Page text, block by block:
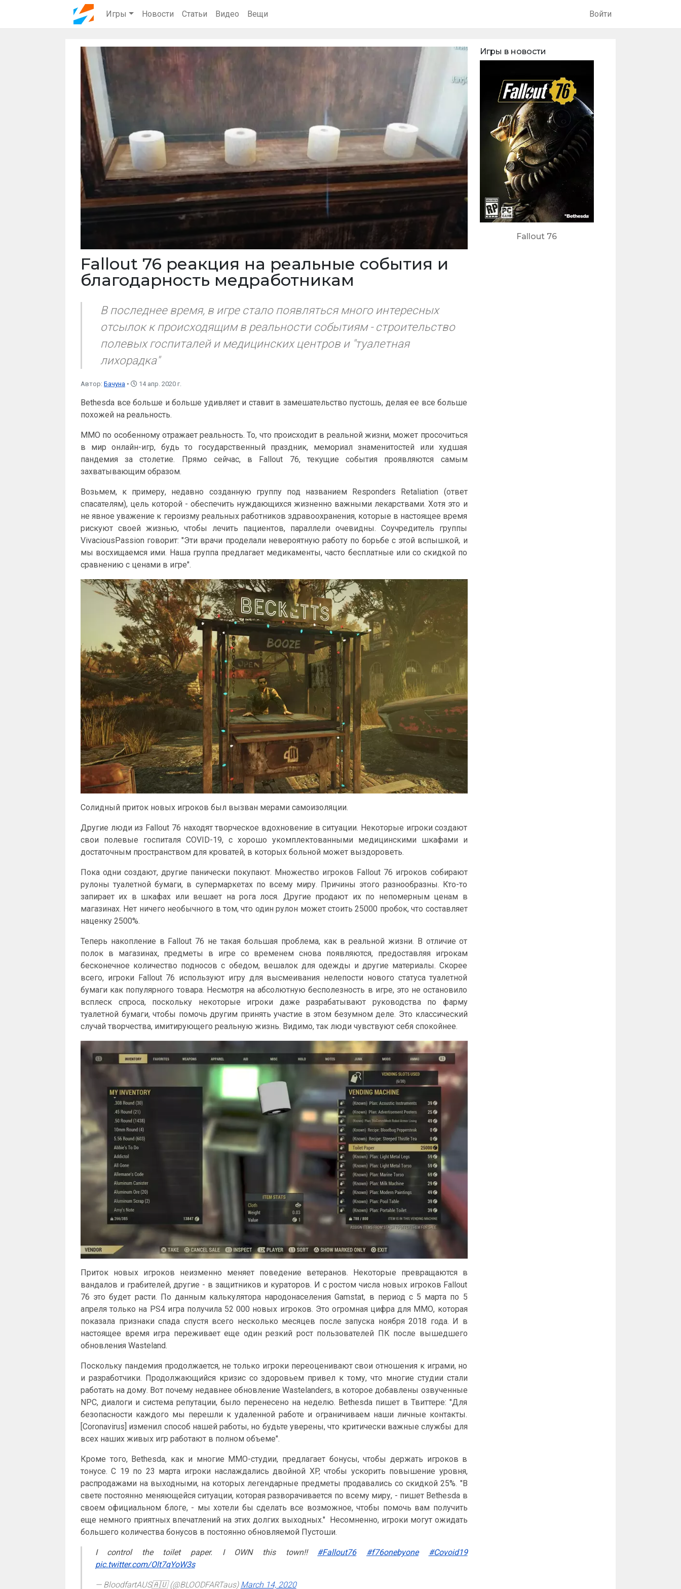
Игры Новости Статьи Видео Вещи Войти
Fallout 76 реакция на реальные события и
благодарность медработникам
В последнее время, в игре стало появляться много интересных
отсылок к происходящим в реальности событиям - строительство
полевых госпиталей и медицинских центров и "туалетная
лихорадка"
Автор: Бачуна 14 апр. 2020 г.
Игры в новости
Fallout 76
Bethesda все больше и больше удивляет и ставит в замешательство пустошь, делая ее все больше
похожей на реальность.
ММО по особенному отражает реальность. То, что происходит в реальной жизни, может просочиться
в мир онлайн-игр, будь то государственный праздник, мемориал знаменитостей или худшая
пандемия за столетие. Прямо сейчас, в Fallout 76, текущие события проявляются самым
захватывающим образом.
Возьмем, к примеру, недавно созданную группу под названием Responders Retaliation (ответ
спасателям), цель которой - обеспечить нуждающихся жизненно важными лекарствами. Хотя это и
не явное уважение к героизму реальных работников здравоохранения, которые в настоящее время
рискуют своей жизнью, чтобы лечить пациентов, параллели очевидны. Соучредитель группы
VivaciousPassion говорит: "Эти врачи проделали невероятную работу по борьбе с этой вспышкой, и
мы восхищаемся ими. Наша группа предлагает медикаменты, часто бесплатные или со скидкой по
сравнению с ценами в игре".
Солидный приток новых игроков был вызван мерами самоизоляции.
Другие люди из Fallout 76 находят творческое вдохновение в ситуации. Некоторые игроки создают
свои полевые госпиталя COVID-19, с хорошо укомплектованными медицинскими шкафами и
достаточным пространством для кроватей, в которых больной может выздороветь.
Пока одни создают, другие панически покупают. Множество игроков Fallout 76 игроков собирают
рулоны туалетной бумаги, в супермаркетах по всему миру. Причины этого разнообразны. Кто-то
запирает их в шкафах или вешает на рога лося. Другие продают их по непомерным ценам в
магазинах. Нет ничего необычного в том, что один рулон может стоить 25000 пробок, что составляет
наценку 2500%.
Теперь накопление в Fallout 76 не такая большая проблема, как в реальной жизни. В отличие от
полок в магазинах, предметы в игре со временем снова появляются, предоставляя игрокам
бесконечное количество подносов с обедом, вешалок для одежды и другие материалы. Скорее
всего, игроки Fallout 76 используют игру для высмеивания нелепости нового статуса туалетной
бумаги как популярного товара. Несмотря на абсолютную бесполезность в игре, это не остановило
всплеск спроса, поскольку некоторые игроки даже разрабатывают руководства по фарму
туалетной бумаги, чтобы помочь другим принять участие в этом безумном деле. Это классический
случай творчества, имитирующего реальную жизнь. Видимо, так люди чувствуют себя спокойнее.
Приток новых игроков неизменно меняет поведение ветеранов. Некоторые превращаются в
вандалов и грабителей, другие - в защитников и кураторов. И с ростом числа новых игроков Fallout
76 это будет расти. По данным калькулятора народонаселения Gamstat, в период с 5 марта по 5
апреля только на PS4 игра получила 52 000 новых игроков. Это огромная цифра для ММО, которая
показала признаки спада спустя всего несколько месяцев после запуска ноября 2018 года. И в
настоящее время игра переживает еще один резкий рост пользователей ПК после вышедшего
обновления Wasteland.
Поскольку пандемия продолжается, не только игроки переоценивают свои отношения к играми, но
и разработчики. Продолжающийся кризис со здоровьем привел к тому, что многие студии стали
работать на дому. Вот почему недавнее обновление Wastelanders, в которое добавлены озвученные
NPC, диалоги и система репутации, было перенесено на неделю. Bethesda пишет в Твиттере: "Для
безопасности каждого мы перешли к удаленной работе и ограничиваем наши личные контакты.
[Coronavirus] изменил способ нашей работы, но будьте уверены, что критически важные службы для
всех наших живых игр работают в полном объеме".
Кроме того, Bethesda, как и многие MMO-студии, предлагает бонусы, чтобы держать игроков в
тонусе. С 19 по 23 марта игроки наслаждались двойной XP, чтобы ускорить повышение уровня,
распродажами на выходными, на которых легендарные предметы продавались со скидкой 25%. "В
свете постоянно меняющейся ситуации, которая разворачивается по всему миру, - пишет Bethesda в
своем официальном блоге, - мы хотели бы сделать все возможное, чтобы помочь вам получить
еще немного приятных впечатлений на этих долгих выходных." Несомненно, игроки могут ожидать
большего количества бонусов в постоянно обновляемой Пустоши.
I control the toilet paper. I OWN this town!! #Fallout76 #f76onebyone
#Covoid19
pic.twitter.com/Olt7qYoW3s
— BloodfartAUS🇦🇺 (@BLOODFARTaus) March 14, 2020